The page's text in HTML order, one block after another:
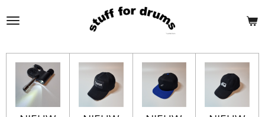
direct
de
hoofdinhoud